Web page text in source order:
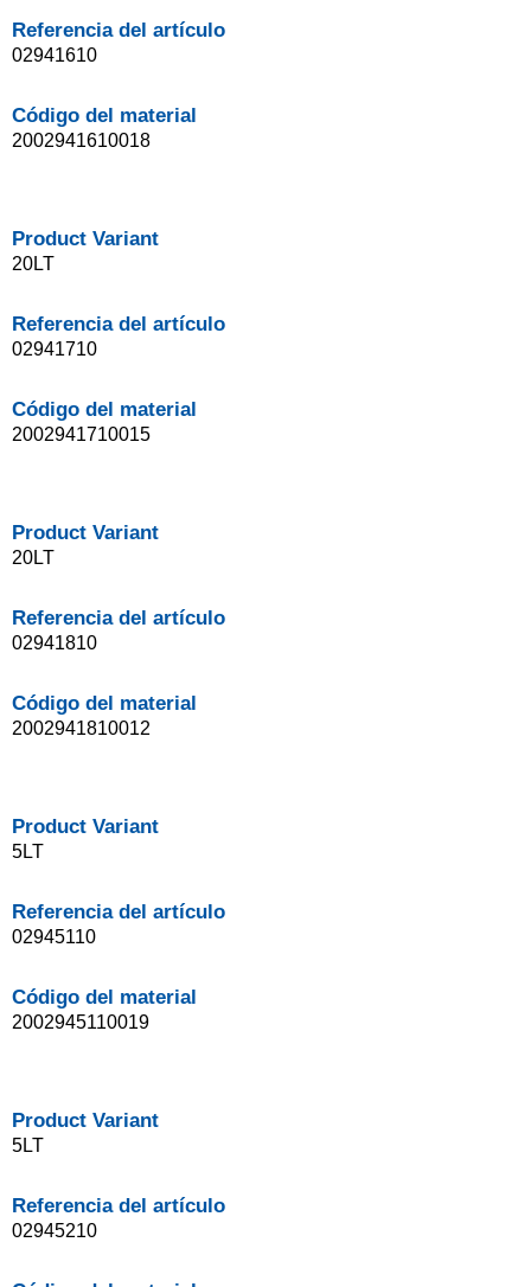
Referencia del artículo
02941610
Código del material
2002941610018
Product Variant
20LT
Referencia del artículo
02941710
Código del material
2002941710015
Product Variant
20LT
Referencia del artículo
02941810
Código del material
2002941810012
Product Variant
5LT
Referencia del artículo
02945110
Código del material
2002945110019
Product Variant
5LT
Referencia del artículo
02945210